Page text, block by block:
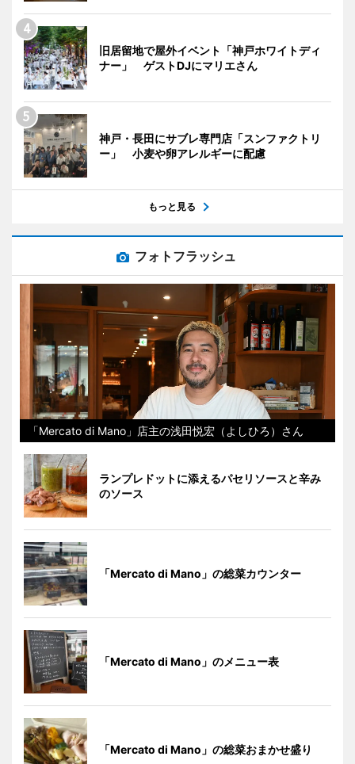
旧居留地で屋外イベント「神戸ホワイトディ
ナー」 ゲストDJにマリエさん
神戸・長田にサブレ専門店「スンファクトリ
ー」 小麦や卵アレルギーに配慮
もっと見る
フォトフラッシュ
「Mercato di Mano」店主の浅田悦宏（よしひろ）さん
ランプレドットに添えるパセリソースと辛み
のソース
「Mercato di Mano」の総菜カウンター
「Mercato di Mano」のメニュー表
「Mercato di Mano」の総菜おまかせ盛り